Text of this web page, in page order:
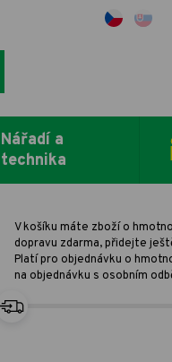
Nářadí a
technika
V košíku máte zboží o
dopravu zdarma, přidejte
Platí pro objednávku o
na objednávku s osobním